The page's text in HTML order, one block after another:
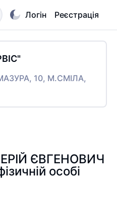
Логін Реєстрація
10, М.СМІЛА,
ЄВГЕНОВИЧ
особі